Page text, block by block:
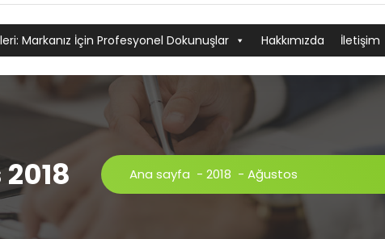
Markanız İçin Profesyonel Dokunuşlar Hakkımızda İletişim
Ana sayfa - 2018 - Ağustos